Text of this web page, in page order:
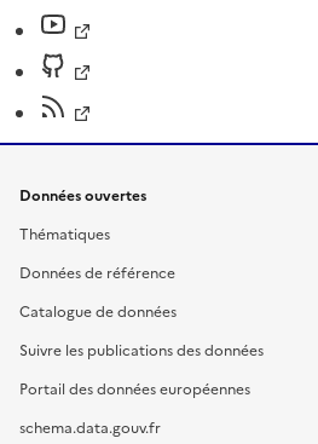
Données ouvertes
Thématiques
Données de référence
Catalogue de données
Suivre les publications des données
Portail des données européennes
schema.data.gouv.fr